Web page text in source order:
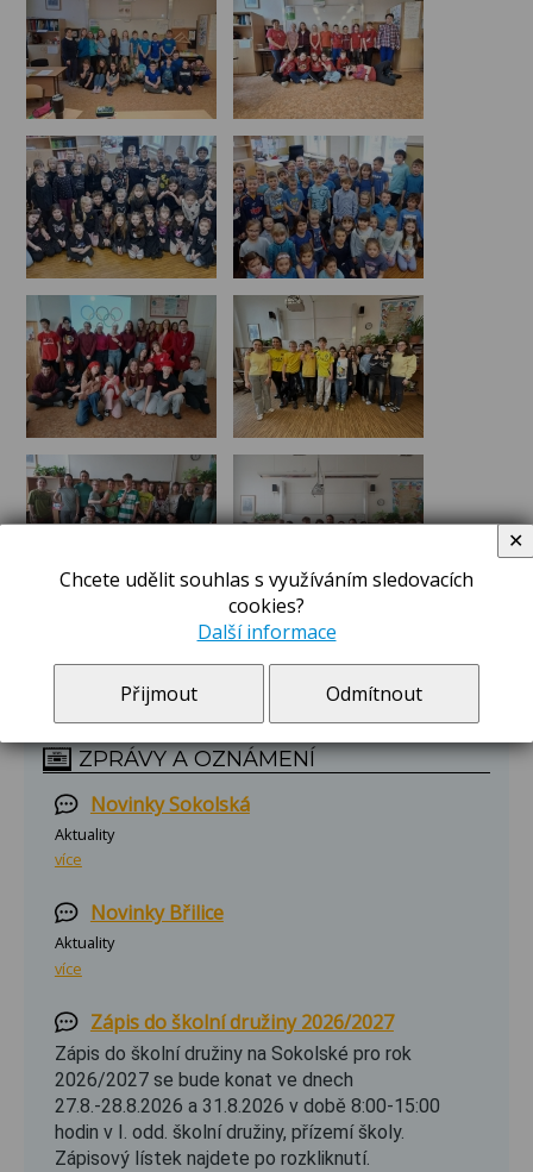
ZPRÁVY A OZNÁMENÍ
Novinky Sokolská
Aktuality
více
Novinky Břilice
Aktuality
více
Zápis do školní družiny 2026/2027
Zápis do školní družiny na Sokolské pro rok
2026/2027 se bude konat ve dnech
27.8.-28.8.2026 a 31.8.2026 v době 8:00-15:00
hodin v I. odd. školní družiny, přízemí školy.
Zápisový lístek najdete po rozkliknutí.
Chcete udělit souhlas s využíváním sledovacích
cookies?
Další informace
Přijmout Odmítnout
✕